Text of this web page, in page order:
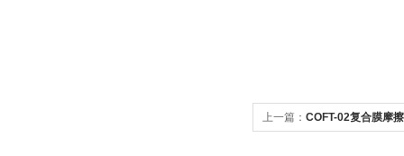
上一篇： COFT-02复合膜摩